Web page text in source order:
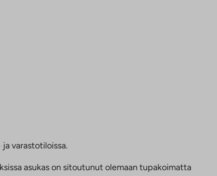
varastotiloissa.
asukas on sitoutunut olemaan tupakoimatta